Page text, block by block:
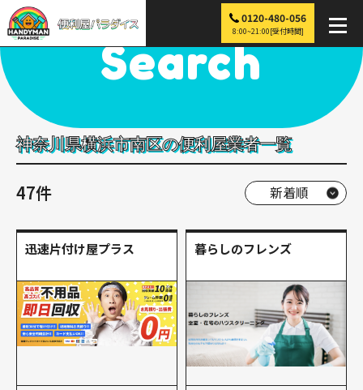
0120-480-056
8:00~21:00[受付時間]
便利屋パラダイス > 探す 神奈川 > 横浜市南区
Search
神奈川県横浜市南区の便利屋業者一覧
47件
迅速片付け屋プラス 暮らしのフレンズ